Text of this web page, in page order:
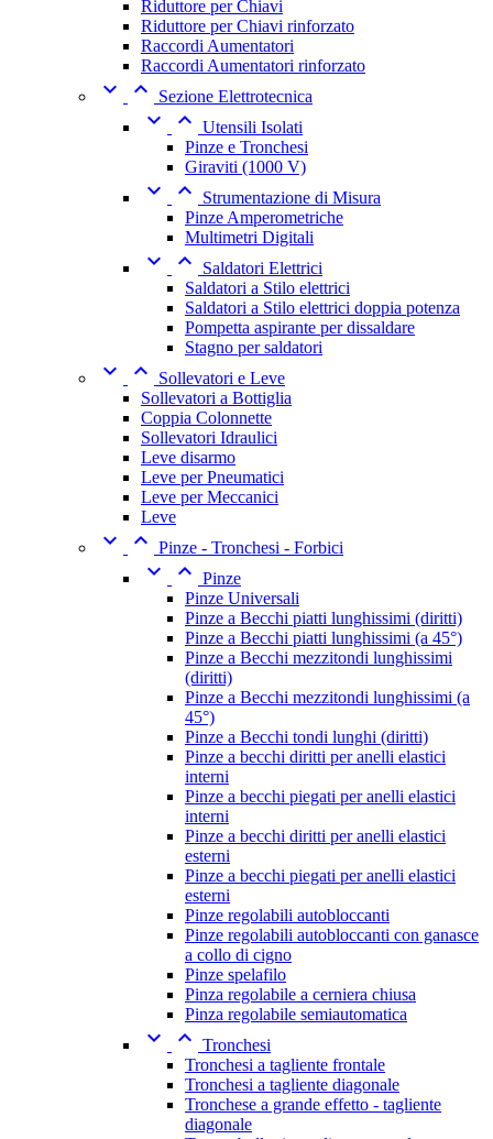
Riduttore per Chiavi
Riduttore per Chiavi rinforzato
Raccordi Aumentatori
Raccordi Aumentatori rinforzato
  Sezione Elettrotecnica
  Utensili Isolati
Pinze e Tronchesi
Giraviti (1000 V)
 
Strumentazione di Misura
Pinze Amperometriche
Multimetri Digitali
 
Saldatori Elettrici
Saldatori a Stilo elettrici
Saldatori a Stilo elettrici doppia potenza
Pompetta aspirante per dissaldare
Stagno per saldatori
 
Sollevatori e Leve
Sollevatori a Bottiglia
Coppia Colonnette
Sollevatori Idraulici
Leve disarmo
Leve per Pneumatici
Leve per Meccanici
Leve
  Pinze - Tronchesi - Forbici
  Pinze
Pinze Universali
Pinze a Becchi piatti lunghissimi (diritti)
Pinze a Becchi piatti lunghissimi (a 45°)
Pinze a Becchi mezzitondi lunghissimi
(diritti)
Pinze a Becchi mezzitondi lunghissimi (a
45°)
Pinze a Becchi tondi lunghi (diritti)
Pinze a becchi diritti per anelli elastici
interni
Pinze a becchi piegati per anelli elastici
interni
Pinze a becchi diritti per anelli elastici
esterni
Pinze a becchi piegati per anelli elastici
esterni
Pinze regolabili autobloccanti
Pinze regolabili autobloccanti con ganasce
a collo di cigno
Pinze spelafilo
Pinza regolabile a cerniera chiusa
Pinza regolabile semiautomatica
  Tronchesi
Tronchesi a tagliente frontale
Tronchesi a tagliente diagonale
Tronchese a grande effetto - tagliente
diagonale